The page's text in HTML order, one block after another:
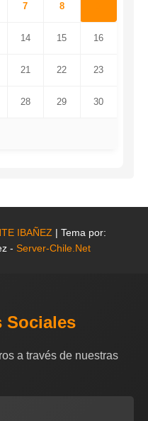
7 8
14 15 16
21 22 23
28 29 30
IBAÑEZ | Tema por:
- Server-Chile.Net
Sociales
a través de nuestras